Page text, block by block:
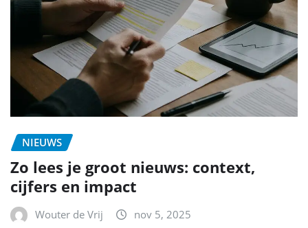
NIEUWS
Zo lees je groot nieuws: context,
cijfers en impact
Wouter de Vrij nov 5, 2025